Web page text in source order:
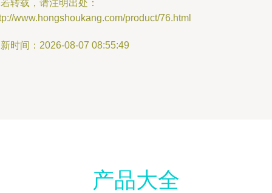
转载，请注明出处：
www.hongshoukang.com/product/76.html
时间：2026-08-07 08:55:49
产品大全